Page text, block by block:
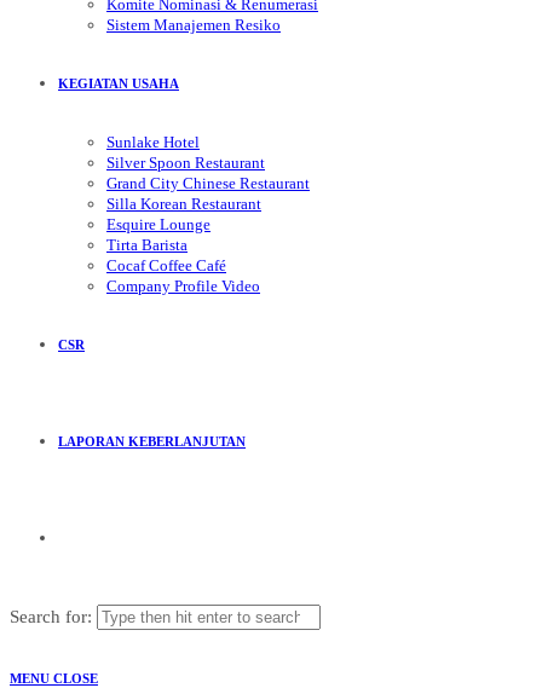
Komite Nominasi & Renumerasi
Sistem Manajemen Resiko
KEGIATAN USAHA
Sunlake Hotel
Silver Spoon Restaurant
Grand City Chinese Restaurant
Silla Korean Restaurant
Esquire Lounge
Tirta Barista
Cocaf Coffee Café
Company Profile Video
CSR
LAPORAN KEBERLANJUTAN
Search for:
MENU CLOSE